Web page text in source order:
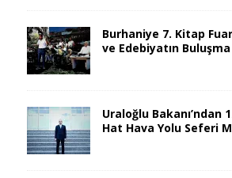
Burhaniye 7. Kitap
ve Edebiyatın
Uraloğlu Bakanı’ndan
Hat Hava Yolu Seferi